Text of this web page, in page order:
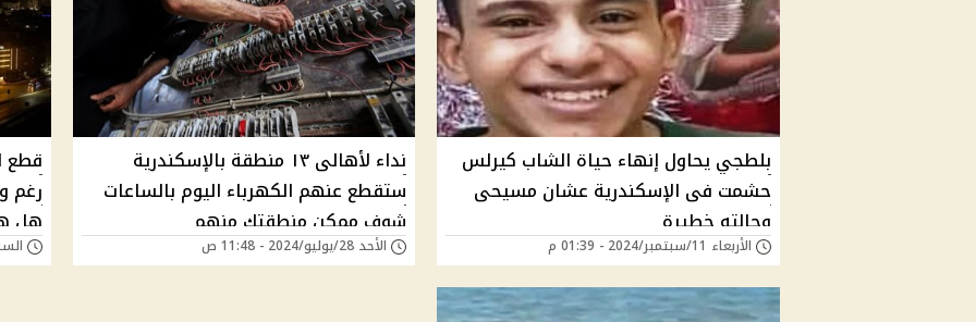
بلطجي يحاول إنهاء حياة الشاب كيرلس
حشمت فى الإسكندرية عشان مسيحى
وحالته خطيرة
الأربعاء 11/سبتمبر/2024 - 01:39 م
نداء لأهالى ١٣ منطقة بالإسكندرية
ستقطع عنهم الكهرباء اليوم بالساعات
شوف ممكن منطقتك منهم
الأحد 28/يوليو/2024 - 11:48 ص
رغم
هل
السبت 27/